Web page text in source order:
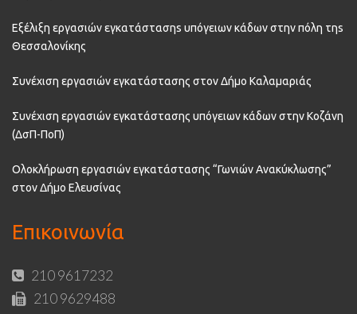
Εξέλιξη εργασιών εγκατάστασηs υπόγειων κάδων στην πόλη τηs
Θεσσαλονίκης
Συνέχιση εργασιών εγκατάστασης στον Δήμο Καλαμαριάς
Συνέχιση εργασιών εγκατάστασης υπόγειων κάδων στην Κοζάνη
(ΔσΠ-ΠοΠ)
Ολοκλήρωση εργασιών εγκατάστασης “Γωνιών Ανακύκλωσης”
στον Δήμο Ελευσίνας
Επικοινωνία
210 9617232
210 9629488